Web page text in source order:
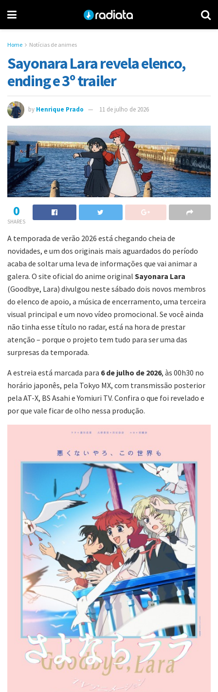
Home Notícias de animes
Sayonara Lara revela elenco,
ending e 3º trailer
by Henrique Prado 11 de julho de 2026
0
SHARES
A temporada de verão 2026 está chegando cheia de
novidades, e um dos originais mais aguardados do período
acaba de soltar uma leva de informações que vai animar a
galera. O site oficial do anime original Sayonara Lara
(Goodbye, Lara) divulgou neste sábado dois novos membros
do elenco de apoio, a música de encerramento, uma terceira
visual principal e um novo vídeo promocional. Se você ainda
não tinha esse título no radar, está na hora de prestar
atenção – porque o projeto tem tudo para ser uma das
surpresas da temporada.
A estreia está marcada para 6 de julho de 2026, às 00h30 no
horário japonês, pela Tokyo MX, com transmissão posterior
pela AT-X, BS Asahi e Yomiuri TV. Confira o que foi revelado e
por que vale ficar de olho nessa produção.